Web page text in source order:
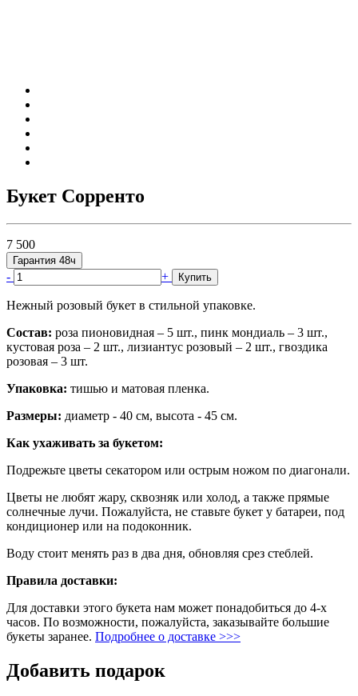
Букет Сорренто
7 500
Гарантия 48ч
- + Купить
Нежный розовый букет в стильной упаковке.
Состав: роза пионовидная – 5 шт., пинк мондиаль – 3 шт.,
кустовая роза – 2 шт., лизиантус розовый – 2 шт., гвоздика
розовая – 3 шт.
Упаковка: тишью и матовая пленка.
Размеры: диаметр - 40 см, высота - 45 см.
Как ухаживать за букетом:
Подрежьте цветы секатором или острым ножом по диагонали.
Цветы не любят жару, сквозняк или холод, а также прямые
солнечные лучи. Пожалуйста, не ставьте букет у батареи, под
кондиционер или на подоконник.
Воду стоит менять раз в два дня, обновляя срез стеблей.
Правила доставки:
Для доставки этого букета нам может понадобиться до 4-х
часов. По возможности, пожалуйста, заказывайте большие
букеты заранее. Подробнее о доставке >>>
Добавить подарок